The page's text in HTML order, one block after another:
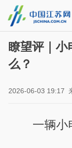
瞭望评｜
么？
2026-06-03 19:17
一辆小